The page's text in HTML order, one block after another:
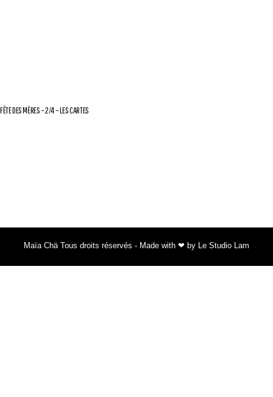
FÊTE DES MÈRES – 2/4 – LES CARTES
Maïa Chä Tous droits réservés - Made with ❤ by Le Studio Lam